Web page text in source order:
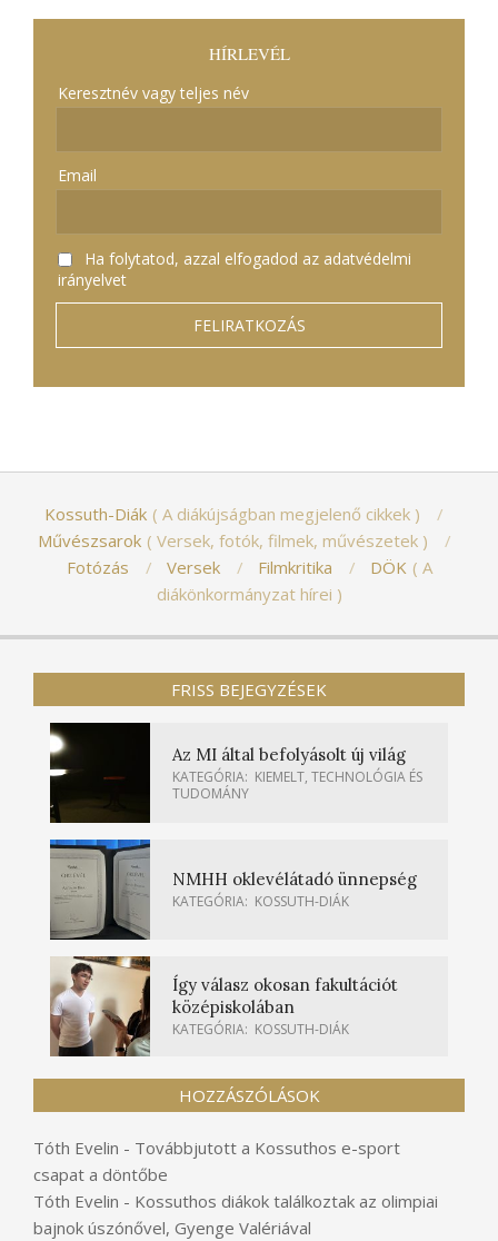
HÍRLEVÉL
Keresztnév vagy teljes név
Email
Ha folytatod, azzal elfogadod az adatvédelmi
irányelvet
Kossuth-Diák
A diákújságban megjelenő cikkek
Művészsarok
Versek, fotók, filmek, művészetek
Fotózás
Versek Filmkritika DÖK
A
diákönkormányzat hírei
FRISS BEJEGYZÉSEK
Az MI által befolyásolt új világ
KATEGÓRIA: KIEMELT, TECHNOLÓGIA ÉS
TUDOMÁNY
NMHH oklevélátadó ünnepség
KATEGÓRIA: KOSSUTH-DIÁK
Így válasz okosan fakultációt
középiskolában
KATEGÓRIA: KOSSUTH-DIÁK
HOZZÁSZÓLÁSOK
Tóth Evelin - Továbbjutott a Kossuthos e-sport
csapat a döntőbe
Tóth Evelin - Kossuthos diákok találkoztak az olimpiai
bajnok úszónővel, Gyenge Valériával